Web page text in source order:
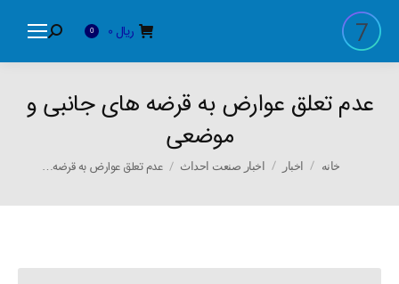
ریال 0
Search:
عدم تعلق عوارض به قرضه های جانبی و
موضعی
You are here:
خانه اخبار اخبار صنعت احداث عدم تعلق عوارض به قرضه…